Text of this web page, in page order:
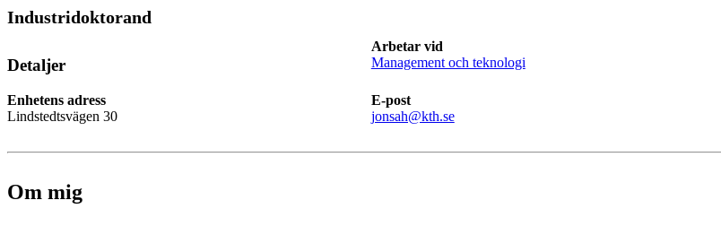
Industridoktorand
Detaljer
Arbetar vid
Management och teknologi
Enhetens adress
Lindstedtsvägen 30
E-post
jonsah@kth.se
Om mig